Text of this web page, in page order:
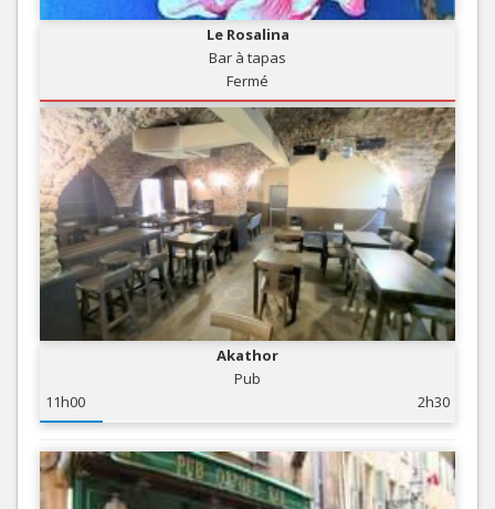
Le Rosalina
Bar à tapas
Fermé
Akathor
Pub
11h00
2h30